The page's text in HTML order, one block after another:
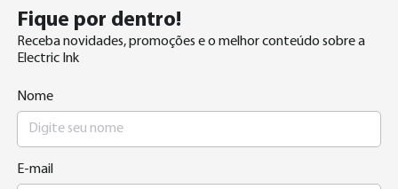
Fique por dentro!
Receba novidades, promoções e o melhor conteúdo sobre a
Electric Ink
Nome
E-mail